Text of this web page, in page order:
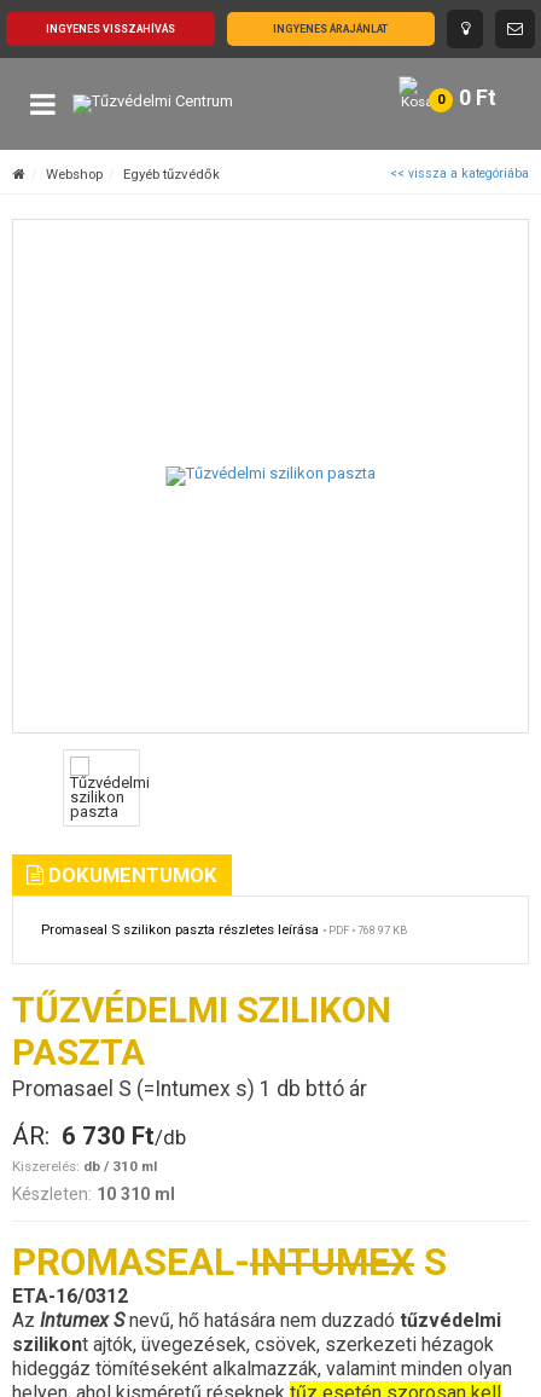
INGYENES VISSZAHÍVÁS INGYENES ÁRAJÁNLAT
0 0 Ft
Webshop Egyéb tűzvédők << vissza a kategóriába
DOKUMENTUMOK
Promaseal S szilikon paszta részletes leírása • PDF • 768.97 KB
TŰZVÉDELMI SZILIKON
PASZTA
Promasael S (=Intumex s) 1 db bttó ár
ÁR: 6 730 Ft/db
Kiszerelés: db / 310 ml
Készleten: 10 310 ml
PROMASEAL-INTUMEX S
ETA-16/0312
Az Intumex Snevű, hő hatására nem duzzadó tűzvédelmi
szilikont ajtók, üvegezések, csövek, szerkezeti hézagok
hideggáz tömítéseként alkalmazzák, valamint minden olyan